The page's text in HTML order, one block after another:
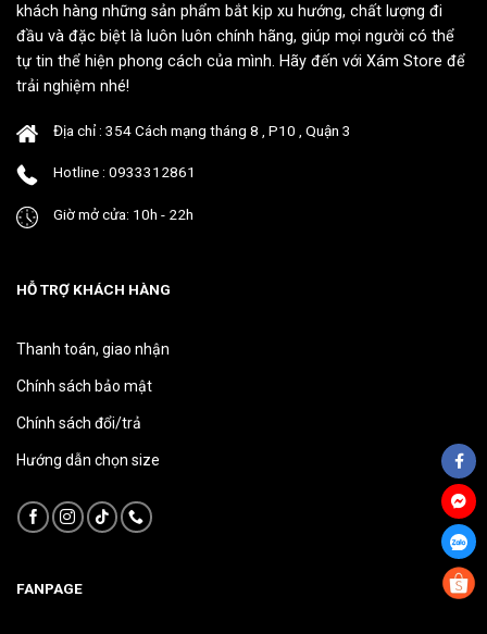
thể
được
chọn
trên
sản
thể
được
chọn
sản
khách hàng những sản phẩm bắt kịp xu hướng, chất lượng đi
đầu và đặc biệt là luôn luôn chính hãng, giúp mọi người có thể
tự tin thể hiện phong cách của mình. Hãy đến với Xám Store để
trải nghiệm nhé!
Địa chỉ : 354 Cách mạng tháng 8 , P10 , Quận 3
Hotline : 0933312861
Giờ mở cửa: 10h - 22h
HỖ TRỢ KHÁCH HÀNG
Thanh toán, giao nhận
Chính sách bảo mật
Chính sách đổi/trả
Hướng dẫn chọn size
FANPAGE